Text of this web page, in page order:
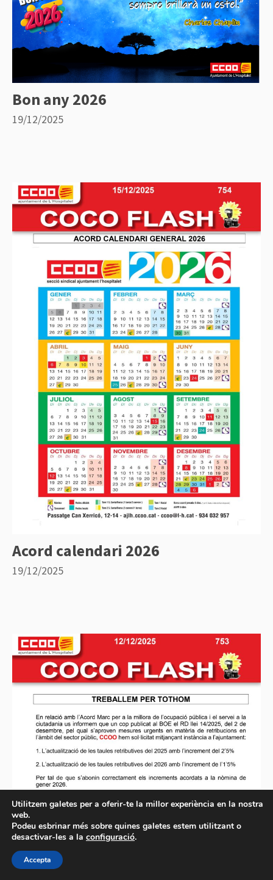
Bon any 2026
19/12/2025
Acord calendari 2026
19/12/2025
Utilitzem galetes per a oferir-te la millor experiència en la nostra
web.
Podeu esbrinar més sobre quines galetes estem utilitzant o
desactivar-les a la configuració.
Accepta